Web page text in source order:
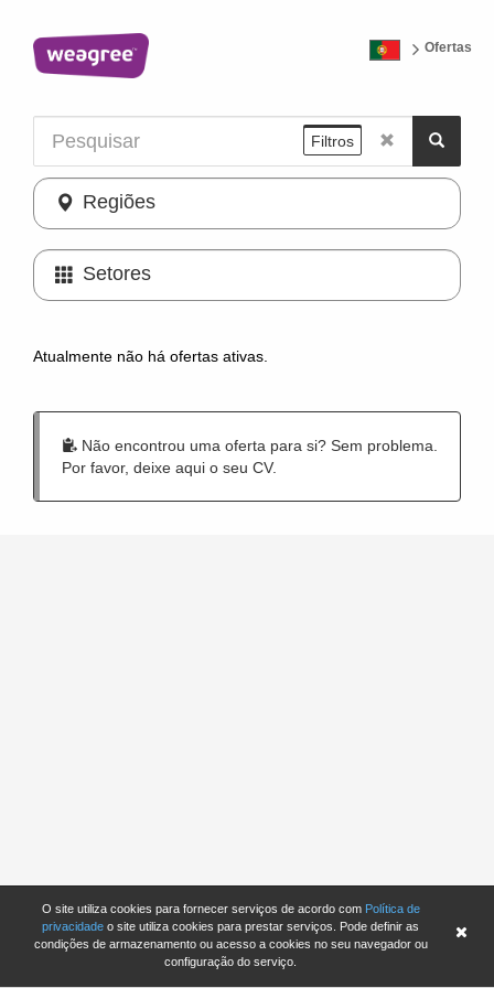
O site utiliza cookies para fornecer serviços de acordo com Política de
privacidade o site utiliza cookies para prestar serviços. Pode definir as
condições de armazenamento ou acesso a cookies no seu navegador ou
configuração do serviço.
Ofertas
Regiões
Setores
Filtros
Atualmente não há ofertas ativas.
Não encontrou uma oferta para si? Sem problema.
Por favor, deixe aqui o seu CV.